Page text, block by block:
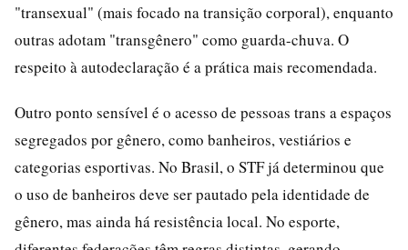
"transexual" (mais focado na transição corporal), enquanto
outras adotam "transgênero" como guarda-chuva. O
respeito à autodeclaração é a prática mais recomendada.
Outro ponto sensível é o acesso de pessoas trans a espaços
segregados por gênero, como banheiros, vestiários e
categorias esportivas. No Brasil, o STF já determinou que
o uso de banheiros deve ser pautado pela identidade de
gênero, mas ainda há resistência local. No esporte,